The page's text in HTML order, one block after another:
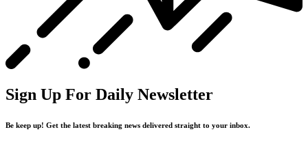
Sign Up For Daily Newsletter
Be keep up! Get the latest breaking news delivered straight to your inbox.